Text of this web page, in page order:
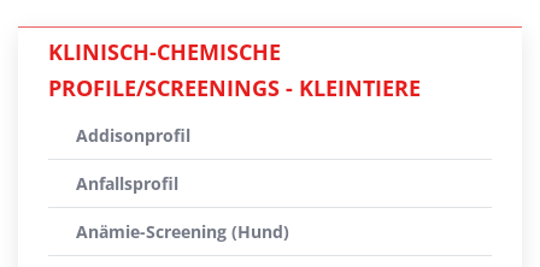
KLINISCH-CHEMISCHE
PROFILE/SCREENINGS - KLEINTIERE
Addisonprofil
Anfallsprofil
Anämie-Screening (Hund)